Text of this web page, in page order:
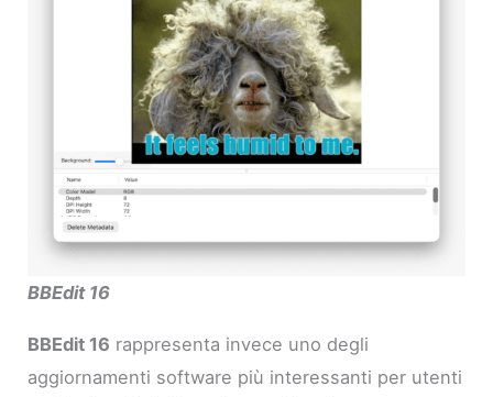
BBEdit 16
BBEdit 16 rappresenta invece uno degli
aggiornamenti software più interessanti per utenti